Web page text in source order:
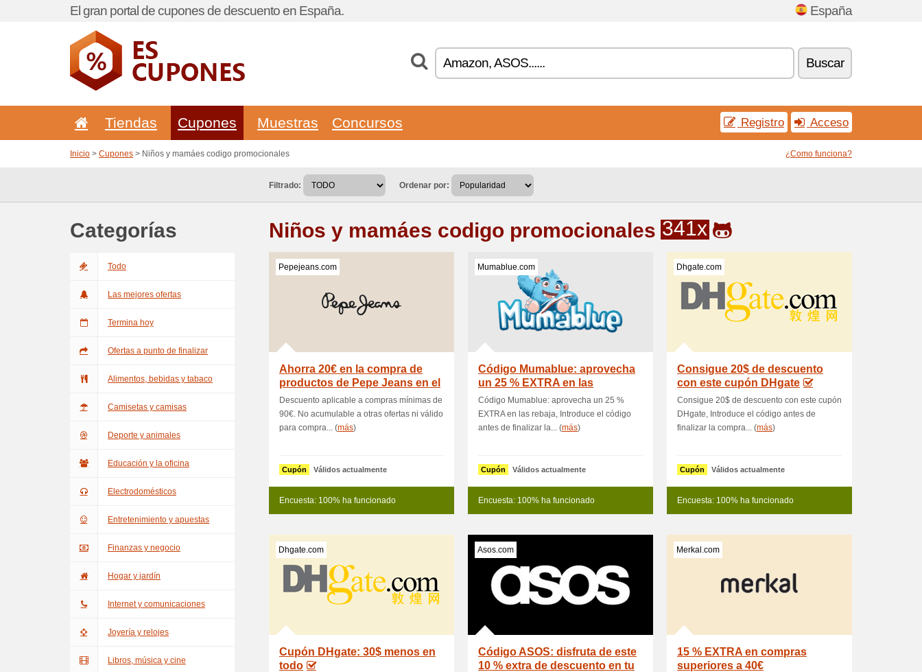
El gran portal de cupones de descuento en España. España
Buscar
Tiendas Cupones Muestras Concursos Registro Acceso
Inicio > Cupones > Niños y mamáes codigo promocionales ¿Como funciona?
Filtrado: Ordenar por:
Categorías
Todo
Las mejores ofertas
Termina hoy
Ofertas a punto de finalizar
Alimentos, bebidas y tabaco
Camisetas y camisas
Deporte y animales
Educación y la oficina
Electrodomésticos
Entretenimiento y apuestas
Finanzas y negocio
Hogar y jardín
Internet y comunicaciones
Joyería y relojes
Libros, música y cine
Niños y mamáes codigo promocionales 341x
Pepejeans.com
Ahorra 20€ en la compra de
productos de Pepe Jeans en el
cat
Descuento aplicable a compras mínimas de
90€. No acumulable a otras ofertas ni válido
para compra... (más)
Cupón Válidos actualmente
Encuesta: 100% ha funcionado
Mumablue.com
Código Mumablue: aprovecha
un 25 % EXTRA en las
rebajas
Código Mumablue: aprovecha un 25 %
EXTRA en las rebaja, Introduce el código
antes de finalizar la... (más)
Cupón Válidos actualmente
Encuesta: 100% ha funcionado
Dhgate.com
Consigue 20$ de descuento
con este cupón DHgate
Consigue 20$ de descuento con este cupón
DHgate, Introduce el código antes de
finalizar la compra... (más)
Cupón Válidos actualmente
Encuesta: 100% ha funcionado
Dhgate.com
Cupón DHgate: 30$ menos en
todo
Asos.com
Código ASOS: disfruta de este
10 % extra de descuento en tu
Merkal.com
15 % EXTRA en compras
superiores a 40€